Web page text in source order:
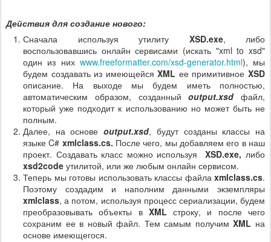
Действия для создание нового:
Сначала используя утилиту XSD.exe, либо
воспользовавшись онлайн сервисами (искать "xml to xsd"
один из них www.freeformatter.com/xsd-generator.html), мы
будем создавать из имеющейсяXML ее примитивноеXSD
описание. На выходе мы будем иметь полностью,
автоматическим образом, созданныйoutput.xsdфайл,
который уже подходит к использованию но может быть не
полным.
Далее, на основеoutput.xsd, будут созданы классы на
языке C# xmlclass.cs. После чего, мы добавляем его в наш
проект. Создавать класс можно используяXSD.exe,либо
xsd2code утилитой, или же любым онлайн сервисом.
Теперь мы готовы использовать классы файла xmlclass.cs.
Поэтому создадим и наполним данными экземпляры
xmlclass, а потом, используя процесс сериализации, будем
преобразовывать объекты в XML строку, и после чего
сохраним ее в новый файл. Тем самым получимXML на
основе имеющегося.